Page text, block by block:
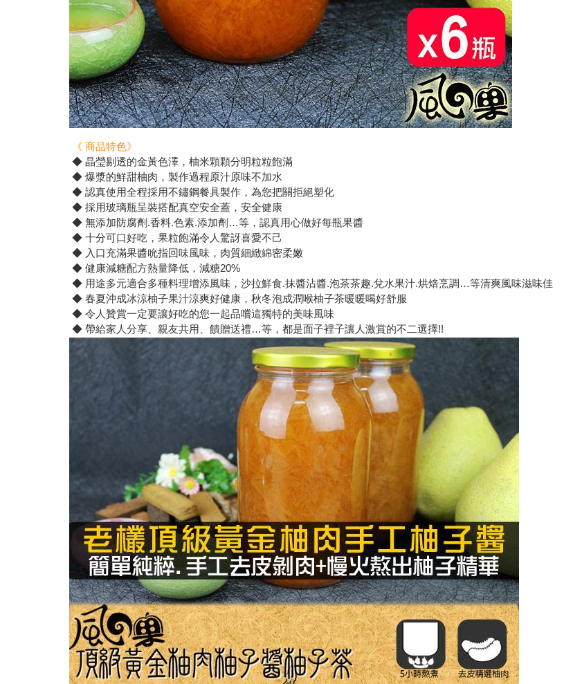
《 商品特色》
◆ 晶瑩剔透的金黃色澤，柚米顆顆分明粒粒飽滿
◆ 爆漿的鮮甜柚肉，製作過程原汁原味不加水
◆ 認真使用全程採用不鏽鋼餐具製作，為您把關拒絕塑化
◆ 採用玻璃瓶呈裝搭配真空安全蓋，安全健康
◆ 無添加防腐劑.香料.色素.添加劑…等，認真用心做好每瓶果醬
◆ 十分可口好吃，果粒飽滿令人驚訝喜愛不己
◆ 入口充滿果醬吮指回味風味，肉質細緻綿密柔嫩
◆ 健康減糖配方熱量降低，減糖20%
◆ 用途多元適合多種料理增添風味，沙拉鮮食.抹醬沾醬.泡茶茶趣.兌水果汁.烘焙烹調…等清爽風味滋味佳
◆ 春夏沖成冰涼柚子果汁涼爽好健康，秋冬泡成潤喉柚子茶暖暖喝好舒服
◆ 令人贊賞一定要讓好吃的您一起品嚐這獨特的美味風味
◆ 帶給家人分享、親友共用、饋贈送禮…等，都是面子裡子讓人激賞的不二選擇!!